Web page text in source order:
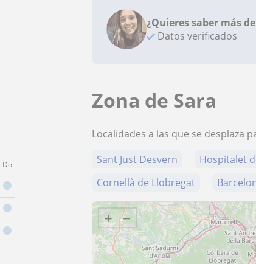
Do
¿Quieres saber más
Datos verificados
Zona de Sara
Localidades a las que se desplaza
Sant Just Desvern
Hospitalet
Cornellà de Llobregat
+ −